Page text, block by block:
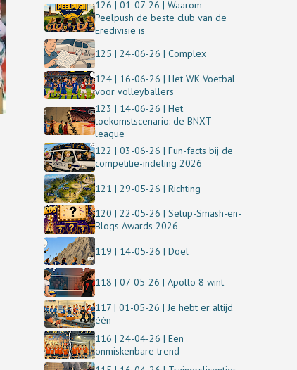
126 | 01-07-26 | Waarom
Peelpush de beste club van de
Eredivisie is
125 | 24-06-26 | Complex
124 | 16-06-26 | Het WK Voetbal
voor volleyballers
123 | 14-06-26 | Het
toekomstscenario: de BNXT-
league
122 | 03-06-26 | Fun-facts bij de
competitie-indeling 2026
121 | 29-05-26 | Richting
120 | 22-05-26 | Setup-Smash-en-
Blogs Awards 2026
119 | 14-05-26 | Doel
118 | 07-05-26 | Apollo 8 wint
117 | 01-05-26 | Je hebt er altijd
één
116 | 24-04-26 | Een
onmiskenbare trend